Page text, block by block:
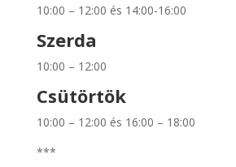
10:00 – 12:00 és 14:00-16:00
Szerda
10:00 – 12:00
Csütörtök
10:00 – 12:00 és 16:00 – 18:00
***